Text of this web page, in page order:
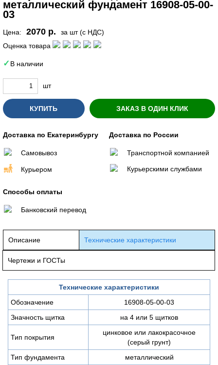
металлический фундамент 16908-05-00-
03
Цена: 2070 р.
за шт (с НДС)
Оценка товара
В наличии
шт
КУПИТЬ ЗАКАЗ В ОДИН КЛИК
Доставка по Екатеринбургу
Самовывоз
Курьером
Доставка по России
Транспортной компанией
Курьерскими службами
Способы оплаты
Банковский перевод
Описание Технические характеристики
Чертежи и ГОСТы
Технические характеристики
Обозначение
16908-05-00-03
Значность щитка
на 4 или 5 щитков
Тип покрытия
цинковое или лакокрасочное
(серый грунт)
Тип фундамента
металлический